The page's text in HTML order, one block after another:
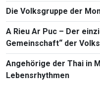
Die Volksgruppe der
A Rieu Ar Puc – Der
Gemeinschaft“ der
Angehörige der Thai in
Lebensrhythmen